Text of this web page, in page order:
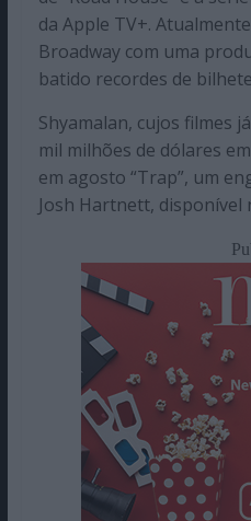
da Apple TV+.
Broadway com uma
batido recordes de
Shyamalan, cujos filmes
mil milhões de dólares
em agosto “Trap”, um
Josh Hartnett, disponível